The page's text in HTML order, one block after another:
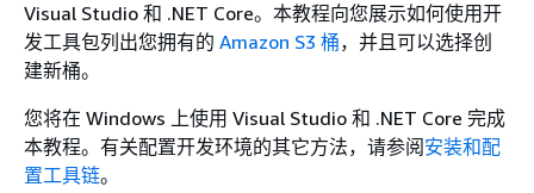
Visual Studio 和 .NET Core。本教程向您展示如何使用开
发工具包列出您拥有的 Amazon S3 桶，并且可以选择创
建新桶。
您将在 Windows 上使用 Visual Studio 和 .NET Core 完成
本教程。有关配置开发环境的其它方法，请参阅安装和配
置工具链。